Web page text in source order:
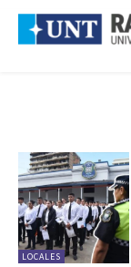
LOCALES